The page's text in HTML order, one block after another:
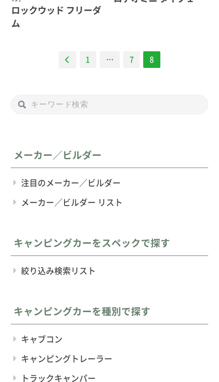
ロックウッド フリーダ
ム
ン
1 … 7 8
メーカー／ビルダー
注目のメーカー／ビルダー
メーカー／ビルダー リスト
キャンピングカーをスペックで探す
絞り込み検索リスト
キャンピングカーを種別で探す
キャブコン
キャンピングトレーラー
トラックキャンパー